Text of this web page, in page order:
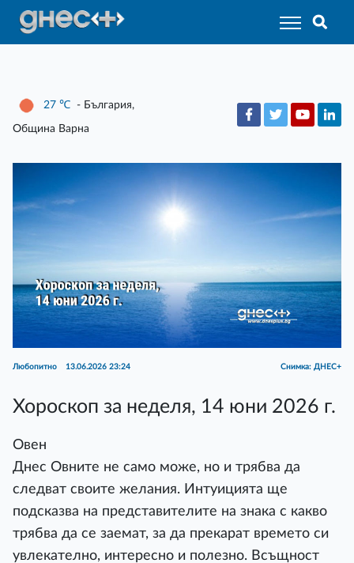
27 ℃ - България,
Община Варна
Любопитно 13.06.2026 23:24 Снимка: ДНЕС+
Хороскоп за неделя, 14 юни 2026 г.
Овен
Днес Овните не само може, но и трябва да
следват своите желания. Интуицията ще
подсказва на представителите на знака с какво
трябва да се заемат, за да прекарат времето си
увлекателно, интересно и полезно. Всъщност